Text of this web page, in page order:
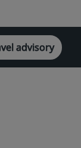
advisory